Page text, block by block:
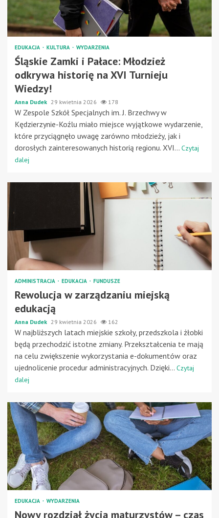
EDUKACJA KULTURA WYDARZENIA
Śląskie Zamki i Pałace: Młodzież
odkrywa historię na XVI Turnieju
Wiedzy!
Anna Dudek 29 kwietnia 2026 178
W Zespole Szkół Specjalnych im. J. Brzechwy w
Kędzierzynie-Koźlu miało miejsce wyjątkowe wydarzenie,
które przyciągnęło uwagę zarówno młodzieży, jak i
dorosłych zainteresowanych historią regionu. XVI... Czytaj
dalej
ADMINISTRACJA EDUKACJA FUNDUSZE
Rewolucja w zarządzaniu miejską
edukacją
Anna Dudek 29 kwietnia 2026 162
W najbliższych latach miejskie szkoły, przedszkola i żłobki
będą przechodzić istotne zmiany. Przekształcenia te mają
na celu zwiększenie wykorzystania e-dokumentów oraz
ujednolicenie procedur administracyjnych. Dzięki... Czytaj
dalej
EDUKACJA WYDARZENIA
Nowy rozdział życia maturzystów – czas